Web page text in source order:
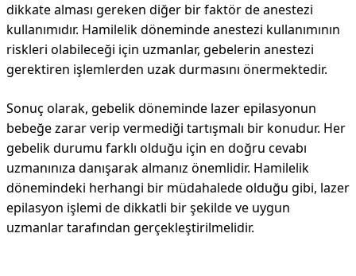
dikkate alması gereken diğer bir faktör de anestezi
kullanımıdır. Hamilelik döneminde anestezi kullanımının
riskleri olabileceği için uzmanlar, gebelerin anestezi
gerektiren işlemlerden uzak durmasını önermektedir.
Sonuç olarak, gebelik döneminde lazer epilasyonun
bebeğe zarar verip vermediği tartışmalı bir konudur. Her
gebelik durumu farklı olduğu için en doğru cevabı
uzmanınıza danışarak almanız önemlidir. Hamilelik
dönemindeki herhangi bir müdahalede olduğu gibi, lazer
epilasyon işlemi de dikkatli bir şekilde ve uygun
uzmanlar tarafından gerçekleştirilmelidir.